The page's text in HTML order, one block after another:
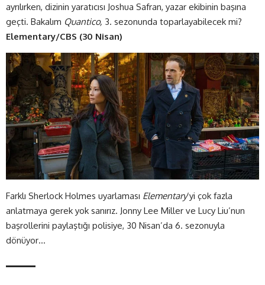
ayrılırken, dizinin yaratıcısı Joshua Safran, yazar ekibinin başına
geçti. Bakalım Quantico, 3. sezonunda toparlayabilecek mi?
Elementary/CBS (30 Nisan)
Farklı Sherlock Holmes uyarlaması Elementary‘yi çok fazla
anlatmaya gerek yok sanırız. Jonny Lee Miller ve Lucy Liu’nun
başrollerini paylaştığı polisiye, 30 Nisan’da 6. sezonuyla
dönüyor…